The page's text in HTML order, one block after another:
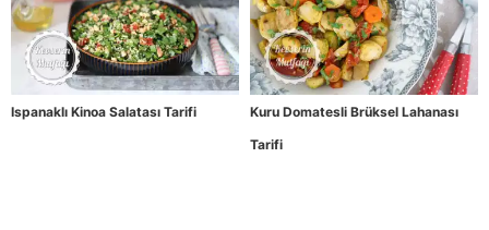
Ispanaklı Kinoa Salatası Tarifi
Kuru Domatesli Brüksel Lahanası
Tarifi